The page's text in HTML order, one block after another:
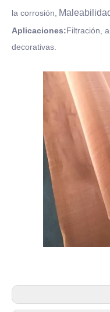
la corrosión,
Aplicaciones:Filtración,
decorativas.